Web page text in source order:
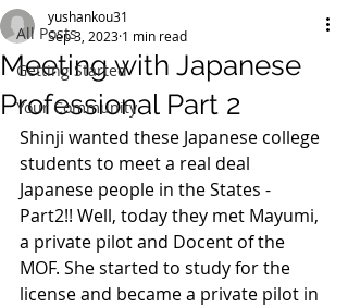
All Posts
Getting Started
Your Community
Meeting with Japanese
Professional Part 2
yushankou31
Sep 3, 2023 1 min read
Shinji wanted these Japanese college
students to meet a real deal
Japanese people in the States -
Part2!! Well, today they met Mayumi,
a private pilot and Docent of the
MOF. She started to study for the
license and became a private pilot in